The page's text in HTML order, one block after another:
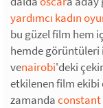
yardımcı kadın
bu güzel film hem
hemde görüntüleri
venairobi'deki
etkilenen film
zamanda